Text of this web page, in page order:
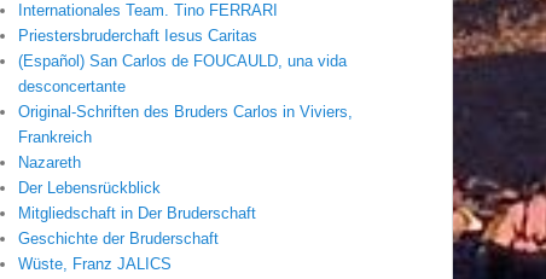
Internationales Team. Tino FERRARI
Priestersbruderchaft Iesus Caritas
(Español) San Carlos de FOUCAULD, una vida
desconcertante
Original-Schriften des Bruders Carlos in Viviers,
Frankreich
Nazareth
Der Lebensrückblick
Mitgliedschaft in Der Bruderschaft
Geschichte der Bruderschaft
Wüste, Franz JALICS